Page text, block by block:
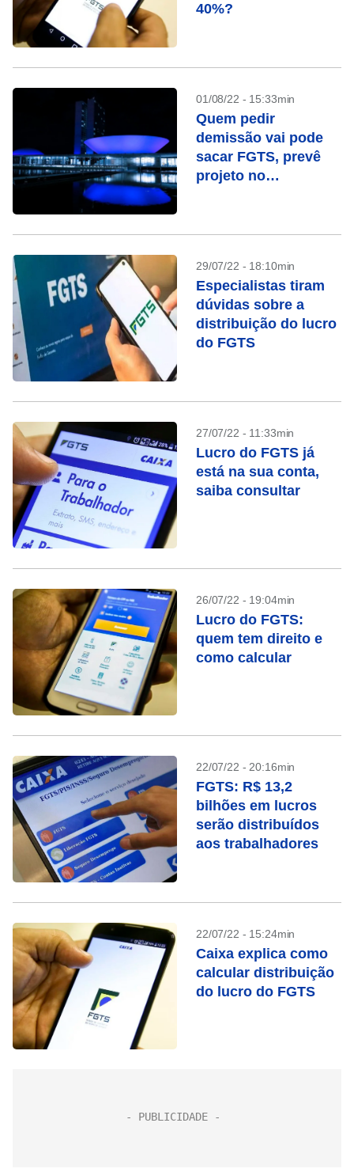
40%?
01/08/22 - 15:33min
Quem pedir
demissão vai pode
sacar FGTS, prevê
projeto no
29/07/22 - 18:10min
Especialistas tiram
dúvidas sobre a
distribuição do lucro
do FGTS
27/07/22 - 11:33min
Lucro do FGTS já
está na sua conta,
saiba consultar
26/07/22 - 19:04min
Lucro do FGTS:
quem tem direito e
como calcular
22/07/22 - 20:16min
FGTS: R$ 13,2
bilhões em lucros
serão distribuídos
aos trabalhadores
22/07/22 - 15:24min
Caixa explica como
calcular distribuição
do lucro do FGTS